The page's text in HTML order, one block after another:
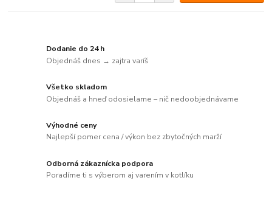
Dodanie do 24 h
Objednáš dnes → zajtra varíš
Všetko skladom
Objednáš a hneď odosielame – nič nedoobjednávame
Výhodné ceny
Najlepší pomer cena / výkon bez zbytočných marží
Odborná zákaznícka podpora
Poradíme ti s výberom aj varením v kotlíku